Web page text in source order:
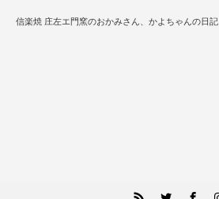
信楽焼 庄左エ門窯のおかみさん、かよちゃんの日記